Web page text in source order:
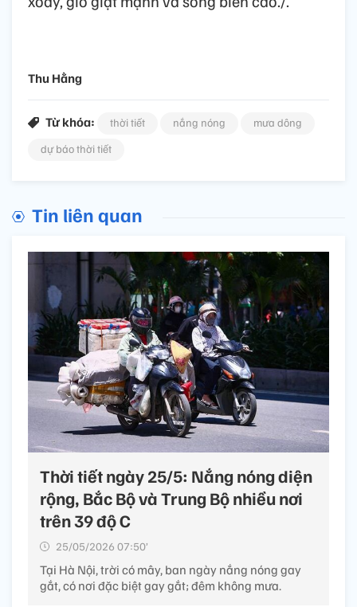
Thu Hằng
Từ khóa: thời tiết nắng nóng
mưa dông
dự báo thời tiết
Tin liên quan
Thời tiết ngày 25/5: Nắng nóng diện
rộng, Bắc Bộ và Trung Bộ nhiều nơi
trên 39 độ C
25/05/2026 07:50’
Tại Hà Nội, trời có mây, ban ngày nắng nóng gay
gắt, có nơi đặc biệt gay gắt; đêm không mưa.